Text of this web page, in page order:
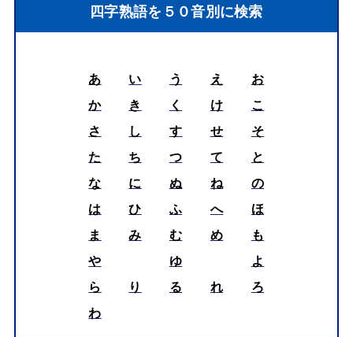
四字熟語を５０音別に検索
あ い う え
お
か
き く け
こ
さ
し す せ
そ
た
ち つ て
と
な
に ぬ ね
の
は
ひ ふ へ
ほ
ま
み む め
も
や
ゆ
よ
ら
り る れ
ろ
わ